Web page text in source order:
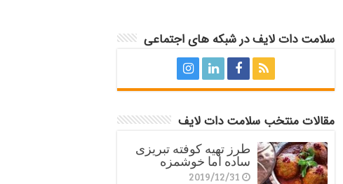
سلامت دات لایف در شبکه های اجتماعی
مقالات منتخب سلامت دات لایف
طرز تهیه کوفته تبریزی
ساده اما خوشمزه
2019/12/31